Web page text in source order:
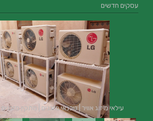
עסקים חדשים
עילאי מיזוג אוויר | טכנאי מזגנים | מתקין